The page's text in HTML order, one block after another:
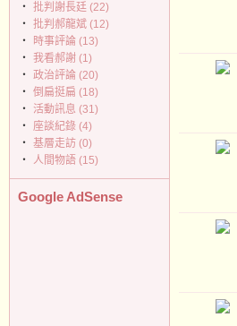
‧ 批判謝長廷 (22)
‧ 批判郝龍斌 (12)
‧
時事評論 (13)
‧ 我看郝謝 (1)
‧ 政治評論 (20)
‧ 倒扁挺扁 (18)
‧ 活動訊息 (31)
‧ 座談紀錄 (4)
‧ 基層走訪 (0)
‧
人間物語 (15)
Google AdSense